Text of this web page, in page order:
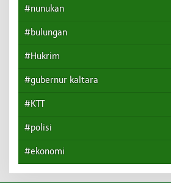
#nunukan
#bulungan
#Hukrim
#gubernur kaltara
#KTT
#polisi
#ekonomi